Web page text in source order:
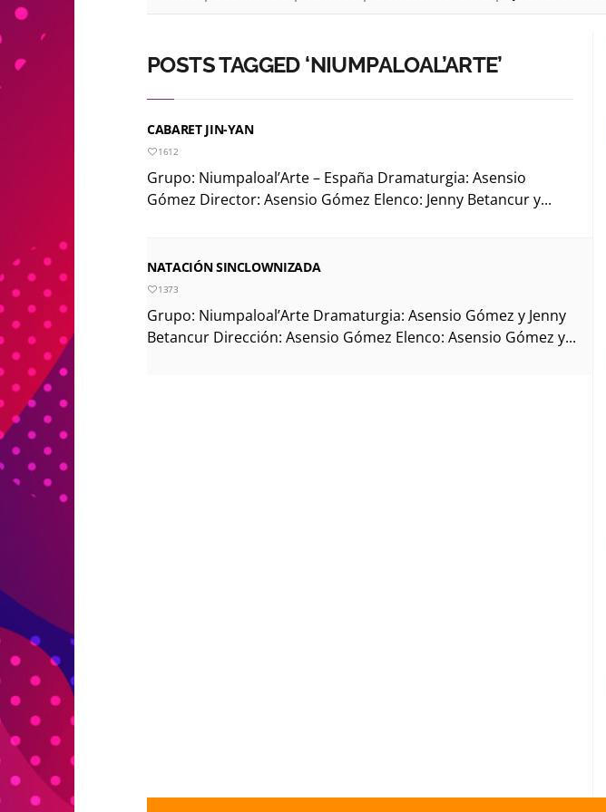
POSTS TAGGED ‘NIUMPALOAL’ARTE’
CABARET JIN-YAN
1612
Grupo: Niumpaloal’Arte – España Dramaturgia: Asensio
Gómez Director: Asensio Gómez Elenco: Jenny Betancur y...
NATACIÓN SINCLOWNIZADA
1373
Grupo: Niumpaloal’Arte Dramaturgia: Asensio Gómez y Jenny
Betancur Dirección: Asensio Gómez Elenco: Asensio Gómez y...